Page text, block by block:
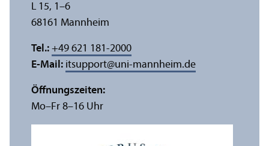
L 15, 1–6
68161 Mannheim
Tel.: +49 621 181-2000
E-Mail: itsupport@uni-mannheim.de
Öffnungs­zeiten:
Mo–Fr 8–16 Uhr